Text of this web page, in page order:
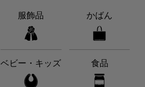
服飾品 かばん
ベビー・キッズ 食品